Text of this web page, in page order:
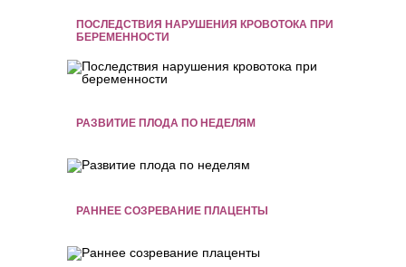
ПОСЛЕДСТВИЯ НАРУШЕНИЯ КРОВОТОКА ПРИ
БЕРЕМЕННОСТИ
РАЗВИТИЕ ПЛОДА ПО НЕДЕЛЯМ
РАННЕЕ СОЗРЕВАНИЕ ПЛАЦЕНТЫ